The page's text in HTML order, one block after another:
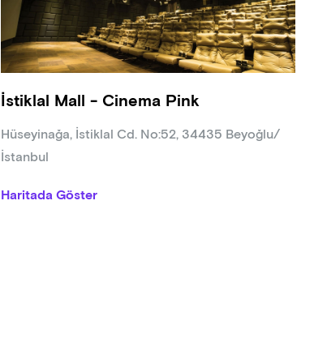
psikolojik yaralar açığa çıkar. Annelik, aşk, suç ve
SYNOPSYS
Zerda is a young woman convicted of killing her lover
her deceased lover’s wife, has a sick daughter. The
furious woman refuses to collaborate. Negotiations
exposing all the emotional wounds. Concepts such
İstiklal Mall - Cinema Pink
Hüseyinağa, İstiklal Cd. No:52, 34435 Beyoğlu/
İstanbul
Haritada Göster